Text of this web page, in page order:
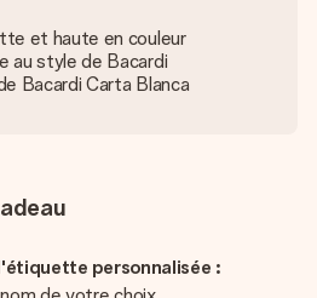
et haute en couleur
au style de Bacardi
Bacardi Carta Blanca
personnalisée :